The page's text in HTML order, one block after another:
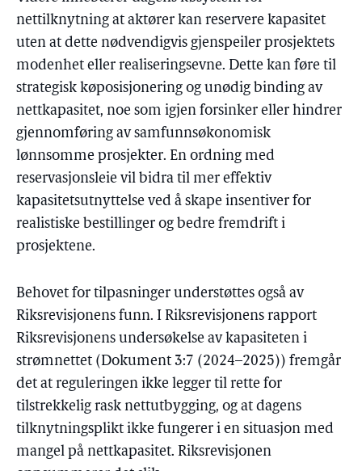
nettilknytning at aktører kan reservere kapasitet
uten at dette nødvendigvis gjenspeiler prosjektets
modenhet eller realiseringsevne. Dette kan føre til
strategisk køposisjonering og unødig binding av
nettkapasitet, noe som igjen forsinker eller hindrer
gjennomføring av samfunnsøkonomisk
lønnsomme prosjekter. En ordning med
reservasjonsleie vil bidra til mer effektiv
kapasitetsutnyttelse ved å skape insentiver for
realistiske bestillinger og bedre fremdrift i
prosjektene.
Behovet for tilpasninger understøttes også av
Riksrevisjonens funn. I Riksrevisjonens rapport
Riksrevisjonens undersøkelse av kapasiteten i
strømnettet (Dokument 3:7 (2024–2025)) fremgår
det at reguleringen ikke legger til rette for
tilstrekkelig rask nettutbygging, og at dagens
tilknytningsplikt ikke fungerer i en situasjon med
mangel på nettkapasitet. Riksrevisjonen